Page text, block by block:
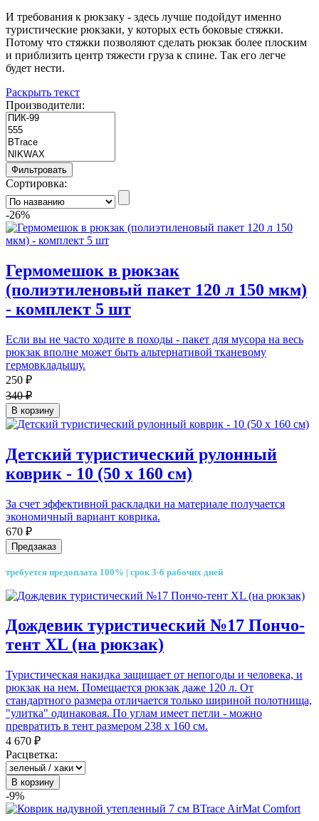
И требования к рюкзаку - здесь лучше подойдут именно
туристические рюкзаки, у которых есть боковые стяжки.
Потому что стяжки позволяют сделать рюкзак более плоским
и приблизить центр тяжести груза к спине. Так его легче
будет нести.
Раскрыть текст
Производители:
Фильтровать
Сортировка:
-26%
Гермомешок в рюкзак
(полиэтиленовый пакет 120 л 150 мкм)
- комплект 5 шт
Если вы не часто ходите в походы - пакет для мусора на весь
рюкзак вполне может быть альтернативой тканевому
гермовкладышу.
250 ₽
340 ₽
В корзину
Детский туристический рулонный
коврик - 10 (50 х 160 см)
За счет эффективной раскладки на материале получается
экономичный вариант коврика.
670 ₽
Предзаказ
требуется предоплата 100% | срок 3-6 рабочих дней
Дождевик туристический №17 Пончо-
тент XL (на рюкзак)
Туристическая накидка защищает от непогоды и человека, и
рюкзак на нем. Помещается рюкзак даже 120 л. От
стандартного размера отличается только шириной полотнища,
"улитка" одинаковая. По углам имеет петли - можно
превратить в тент размером 238 х 160 см.
4 670 ₽
Расцветка:
В корзину
-9%